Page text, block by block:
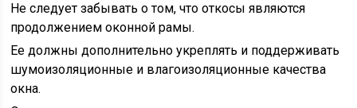
Не следует забывать о том, что откосы являются
продолжением оконной рамы.
Ее должны дополнительно укреплять и поддерживать
шумоизоляционные и влагоизоляционные качества
окна.